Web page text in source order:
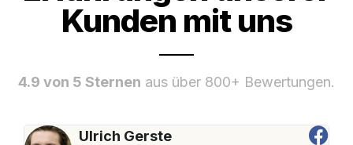
Kunden mit uns
4.9 von 5 Sternen aus über 800+ Bewertungen.
Ulrich Gerste